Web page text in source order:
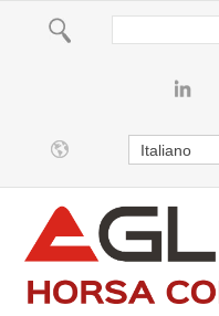
Italiano